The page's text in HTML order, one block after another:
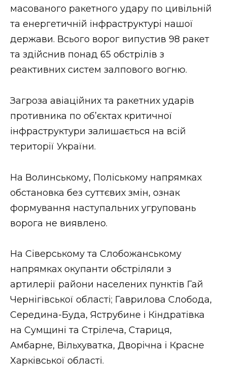
масованого ракетного удару по цивільній
та енергетичній інфраструктурі нашої
держави. Всього ворог випустив 98 ракет
та здійснив понад 65 обстрілів з
реактивних систем залпового вогню.
Загроза авіаційних та ракетних ударів
противника по об’єктах критичної
інфраструктури залишається на всій
території України.
На Волинському, Поліському напрямках
обстановка без суттєвих змін, ознак
формування наступальних угруповань
ворога не виявлено.
На Сіверському та Слобожанському
напрямках окупанти обстріляли з
артилерії райони населених пунктів Гай
Чернігівської області; Гаврилова Слобода,
Середина-Буда, Яструбине і Кіндратівка
на Сумщині та Стрілеча, Стариця,
Амбарне, Вільхуватка, Дворічна і Красне
Харківської області.